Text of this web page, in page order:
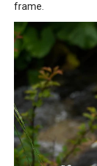
frame.